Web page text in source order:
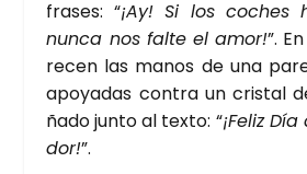
fra­ses: “¡Ay! Si los coches
nun­ca nos fal­te el amor!”.
re­cen las manos de una
apo­ya­das con­tra un cris­tal
ña­do jun­to al tex­to: “¡Feliz
dor!”.